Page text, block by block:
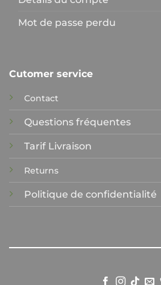
Mot de passe perdu
Cutomer service
Contact
Questions fréquentes
Tarif Livraison
Returns
Politique de confidentialité